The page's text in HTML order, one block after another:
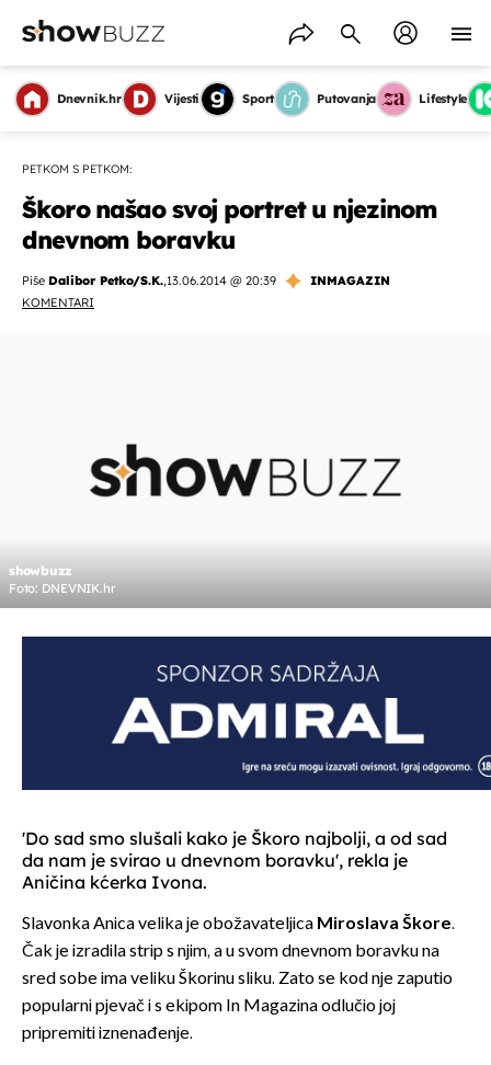
Dnevnik.hr Vijesti Sport Putovanja Lifestyle
PETKOM S PETKOM:
Škoro našao svoj portret u njezinom
dnevnom boravku
Piše Dalibor Petko/S.K.,13.06.2014 @ 20:39
INMAGAZIN
KOMENTARI
showbuzz
Foto: DNEVNIK.hr
'Do sad smo slušali kako je Škoro najbolji, a od sad
da nam je svirao u dnevnom boravku', rekla je
Aničina kćerka Ivona.
Slavonka Anica velika je obožavateljica Miroslava Škore.
Čak je izradila strip s njim, a u svom dnevnom boravku na
sred sobe ima veliku Škorinu sliku. Zato se kod nje zaputio
popularni pjevač i s ekipom In Magazina odlučio joj
pripremiti iznenađenje.